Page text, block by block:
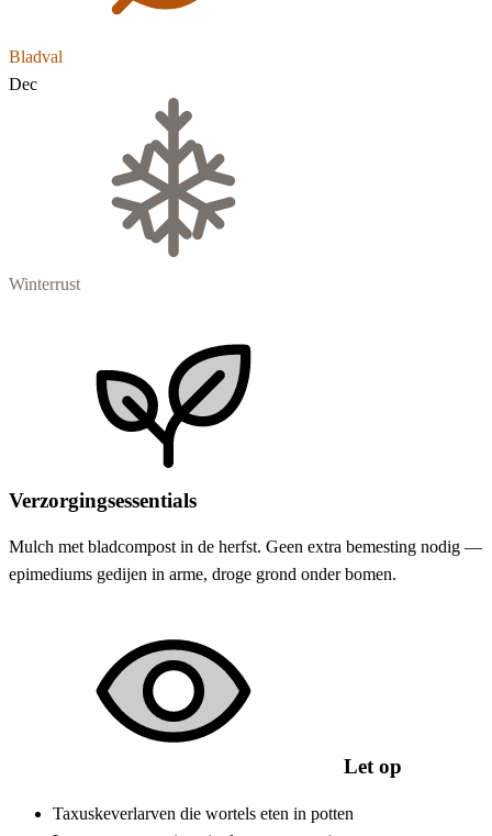
Bladval
Dec
Winterrust
Verzorgingsessentials
Mulch met bladcompost in de herfst. Geen extra bemesting nodig —
epimediums gedijen in arme, droge grond onder bomen.
Let op
Taxuskeverlarven die wortels eten in potten